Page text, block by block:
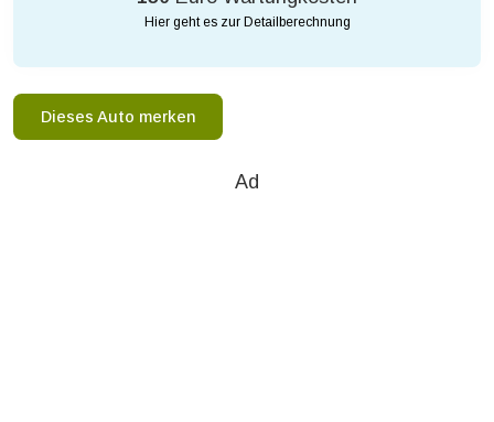
Hier geht es zur Detailberechnung
Dieses Auto merken
Ad